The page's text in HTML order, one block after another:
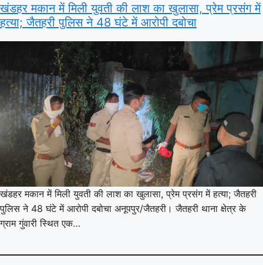
खंडहर मकान में मिली युवती की लाश का खुलासा, प्रेम प्रसंग में
हत्या; जैतहरी पुलिस ने 48 घंटे में आरोपी दबोचा
खंडहर मकान में मिली युवती की लाश का खुलासा, प्रेम प्रसंग में हत्या; जैतहरी
पुलिस ने 48 घंटे में आरोपी दबोचा अनूपपुर/जैतहरी। जैतहरी थाना क्षेत्र के
ग्राम गुंवारी स्थित एक…